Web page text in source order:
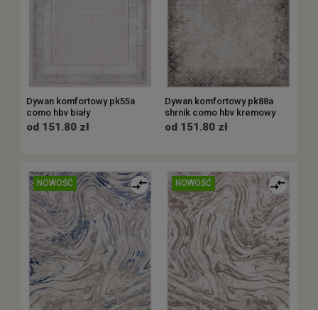
Dywan komfortowy pk55a
como hbv biały
od 151.80 zł
Dywan komfortowy pk88a
shrnik como hbv kremowy
od 151.80 zł
NOWOŚĆ NOWOŚĆ